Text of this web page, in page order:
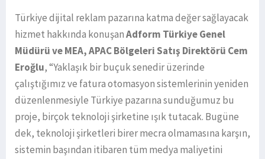
Türkiye dijital reklam pazarına katma değer sağlayacak
hizmet hakkında konuşanAdform Türkiye Genel
Müdürü ve MEA, APAC Bölgeleri Satış Direktörü Cem
Eroğlu, “Yaklaşık bir buçuk senedir üzerinde
çalıştığımız ve fatura otomasyon sistemlerinin yeniden
düzenlenmesiyle Türkiye pazarına sunduğumuz bu
proje, birçok teknoloji şirketine ışık tutacak. Bugüne
dek, teknoloji şirketleri birer mecra olmamasına karşın,
sistemin başından itibaren tüm medya maliyetini